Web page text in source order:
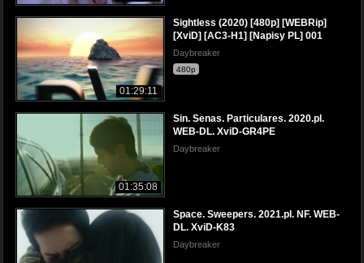
01:29:11
Sightless (2020) [480p] [WEBRip]
[XviD] [AC3-H1] [Napisy PL] 001
Daybreaker
480p
01:35:08
Sin. Senas. Particulares. 2020.pl.
WEB-DL. XviD-GR4PE
Daybreaker
Space. Sweepers. 2021.pl. NF. WEB-
DL. XviD-K83
Daybreaker